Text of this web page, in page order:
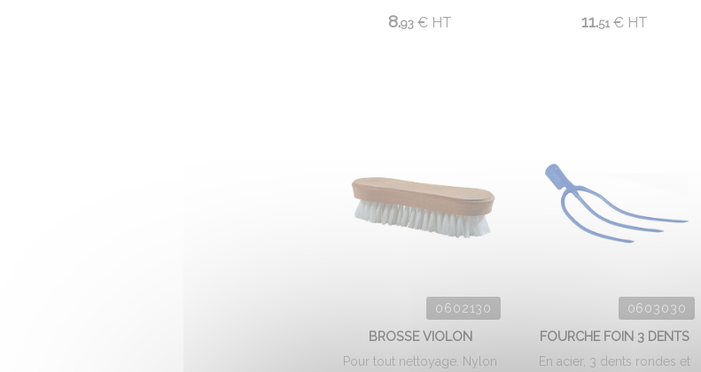
8.93 € HT 11.51 € HT
0602130
BROSSE VIOLON
Pour tout nettoyage. Nylon
0603030
FOURCHE FOIN 3 DENTS
En acier, 3 dents rondes et